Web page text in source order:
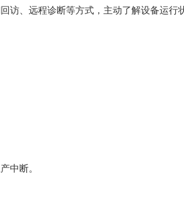
访、远程诊断等方式，主动了解设备运行
中断。